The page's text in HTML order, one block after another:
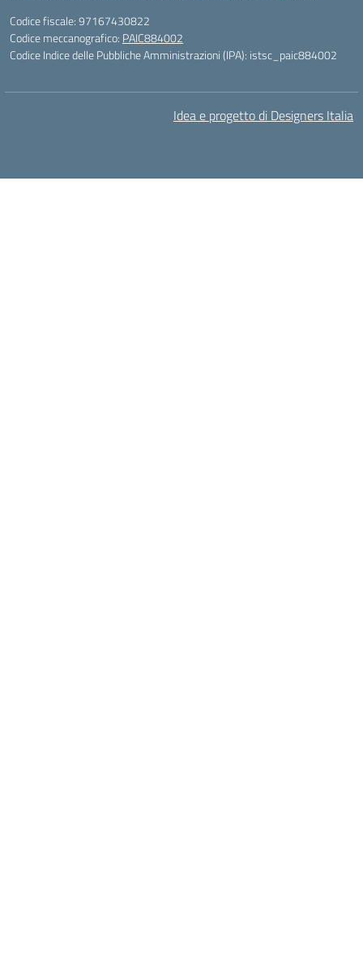
Codice fiscale: 97167430822
Codice meccanografico: PAIC884002
Codice Indice delle Pubbliche Amministrazioni (IPA): istsc_paic884002
Idea e progetto di Designers Italia